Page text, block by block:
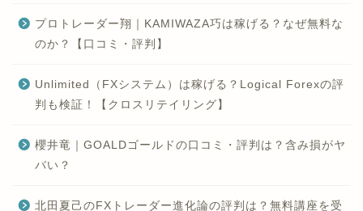
プロトレーダー翔｜KAMIWAZA巧は稼げる？なぜ無料な
のか？【口コミ・評判】
Unlimited（FXシステム）は稼げる？Logical Forexの評
判も検証！【クロスリテイリング】
櫻井竜｜GOALDゴールドの口コミ・評判は？含み損がヤ
バい？
北田夏己のFXトレーダー進化論の評判は？無料講座を受